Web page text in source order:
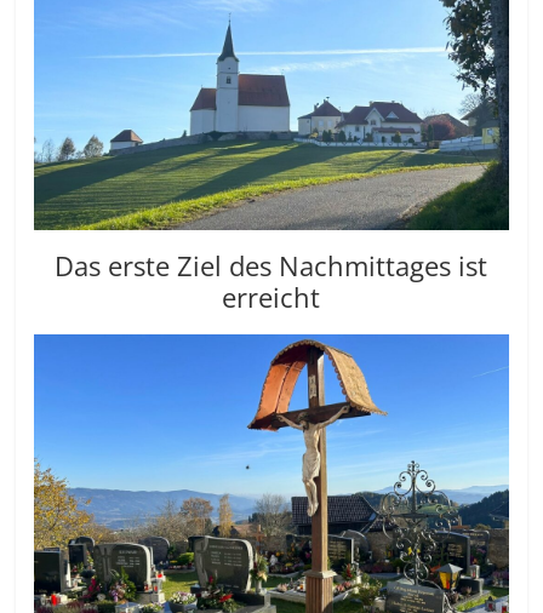
Das erste Ziel des Nachmittages ist
erreicht